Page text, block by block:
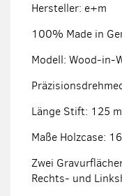
Hersteller: e+m
100% Made in
Modell: Wood-in-
Länge Stift: 125
Maße Holzcase:
Zwei
Rechts- und